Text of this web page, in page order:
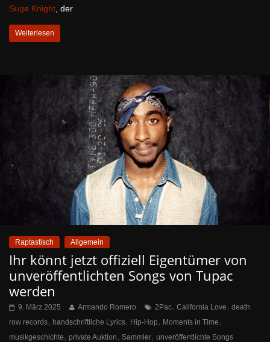
Suge Knight , der
Weiterlesen
Raptastisch Allgemein
Ihr könnt jetzt offiziell Eigentümer von
unveröffentlichten Songs von Tupac
werden
9. März 2025 Armando Romero 2Pac, California Love, death
row records, handschriftliche Lyrics, Hip-Hop, Moments in Time,
musikgeschichte, private Auktion, Sammler, unveröffentlichte Songs